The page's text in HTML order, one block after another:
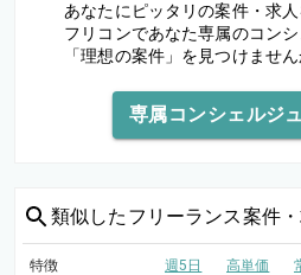
あなたにピッタリの案件・求人
フリコンであなた専属のコン
「理想の案件」を見つけません
専属コンシェルジ
類似した フリーランス案件
特徴 週5日 高単価